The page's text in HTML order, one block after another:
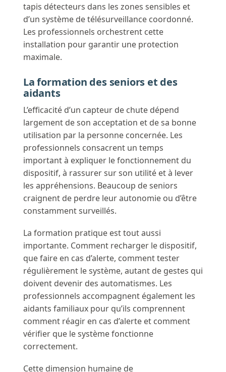
tapis détecteurs dans les zones sensibles et
d’un système de télésurveillance coordonné.
Les professionnels orchestrent cette
installation pour garantir une protection
maximale.
La formation des seniors et des
aidants
L’efficacité d’un capteur de chute dépend
largement de son acceptation et de sa bonne
utilisation par la personne concernée. Les
professionnels consacrent un temps
important à expliquer le fonctionnement du
dispositif, à rassurer sur son utilité et à lever
les appréhensions. Beaucoup de seniors
craignent de perdre leur autonomie ou d’être
constamment surveillés.
La formation pratique est tout aussi
importante. Comment recharger le dispositif,
que faire en cas d’alerte, comment tester
régulièrement le système, autant de gestes qui
doivent devenir des automatismes. Les
professionnels accompagnent également les
aidants familiaux pour qu’ils comprennent
comment réagir en cas d’alerte et comment
vérifier que le système fonctionne
correctement.
Cette dimension humaine de